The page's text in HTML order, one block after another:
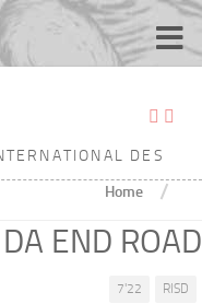
DES
Home /
END ROAD
7'22 RISD